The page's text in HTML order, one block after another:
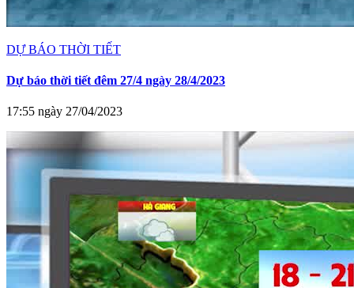
DỰ BÁO THỜI TIẾT
Dự báo thời tiết đêm 27/4 ngày 28/4/2023
17:55 ngày 27/04/2023